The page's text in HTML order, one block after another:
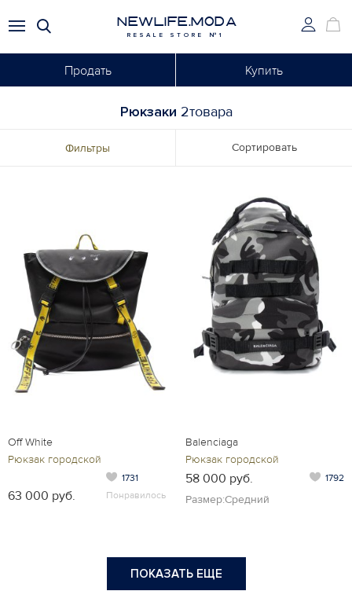
NEWLIFE.MODA
RESALE STORE №1
Продать Купить
Рюкзаки 2товара
Фильтры Сортировать
Off White
Рюкзак городской
63 000 руб.
1731
Понравилось
Balenciaga
Рюкзак городской
58 000 руб. 1792
Размер:Средний
ПОКАЗАТЬ ЕЩЕ